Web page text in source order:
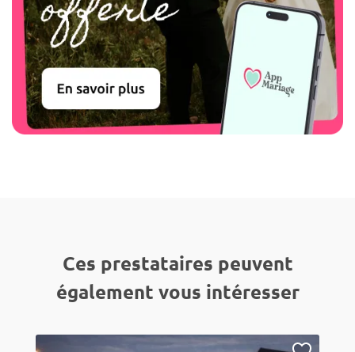
Ces prestataires peuvent
également vous intéresser